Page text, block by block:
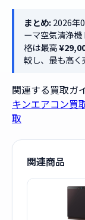
まとめ:2026年
ーマ空気清浄
格は最高
較し、最も高く
関連する買取ガ
キンエアコン買
取
関連商品